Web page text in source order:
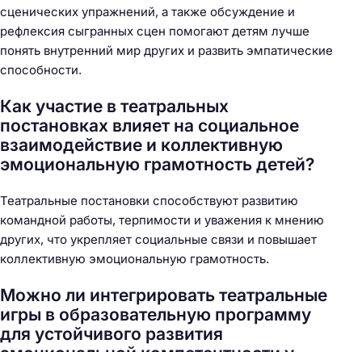
сценических упражнений, а также обсуждение и
рефлексия сыгранных сцен помогают детям лучше
понять внутренний мир других и развить эмпатические
способности.
Как участие в театральных
постановках влияет на социальное
взаимодействие и коллективную
эмоциональную грамотность детей?
Театральные постановки способствуют развитию
командной работы, терпимости и уважения к мнению
других, что укрепляет социальные связи и повышает
коллективную эмоциональную грамотность.
Можно ли интегрировать театральные
игры в образовательную программу
для устойчивого развития